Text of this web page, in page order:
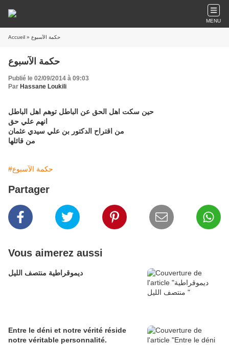
MENU
Accueil » حكمة الآسبوع
حكمة الآسبوع
Publié le 02/09/2014 à 09:03
Par Hassane Loukili
حين سكت اهل الحق عن الباطل توهم اهل الباطل
انهم علي حق
من اقتراح الدكتور بن علي سيدي عثمان
من قائلها
#حكمة الآسبوع
Partager
Vous aimerez aussi
Entre le déni et notre vérité réside
notre véritable personnalité.